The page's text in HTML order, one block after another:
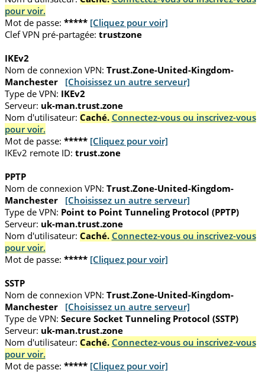
pour voir.
Mot de passe: ***** [Cliquez pour voir]
Clef VPN pré-partagée: trustzone
IKEv2
Nom de connexion VPN: Trust.Zone-United-Kingdom-
Manchester
[Choisissez un autre serveur]
Type de VPN: IKEv2
Serveur: uk-man.trust.zone
Nom d'utilisateur: Caché. Connectez-vous ou inscrivez-vous
pour voir.
Mot de passe: ***** [Cliquez pour voir]
IKEv2 remote ID: trust.zone
PPTP
Nom de connexion VPN: Trust.Zone-United-Kingdom-
Manchester
[Choisissez un autre serveur]
Type de VPN: Point to Point Tunneling Protocol (PPTP)
Serveur: uk-man.trust.zone
Nom d'utilisateur: Caché. Connectez-vous ou inscrivez-vous
pour voir.
Mot de passe: ***** [Cliquez pour voir]
SSTP
Nom de connexion VPN: Trust.Zone-United-Kingdom-
Manchester
[Choisissez un autre serveur]
Type de VPN: Secure Socket Tunneling Protocol (SSTP)
Serveur: uk-man.trust.zone
Nom d'utilisateur: Caché. Connectez-vous ou inscrivez-vous
pour voir.
Mot de passe: ***** [Cliquez pour voir]